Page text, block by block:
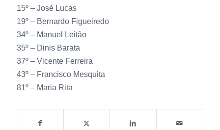
15º – José Lucas
19º – Bernardo Figueiredo
34º – Manuel Leitão
35º – Dinis Barata
37º – Vicente Ferreira
43º – Francisco Mesquita
81º – Maria Rita